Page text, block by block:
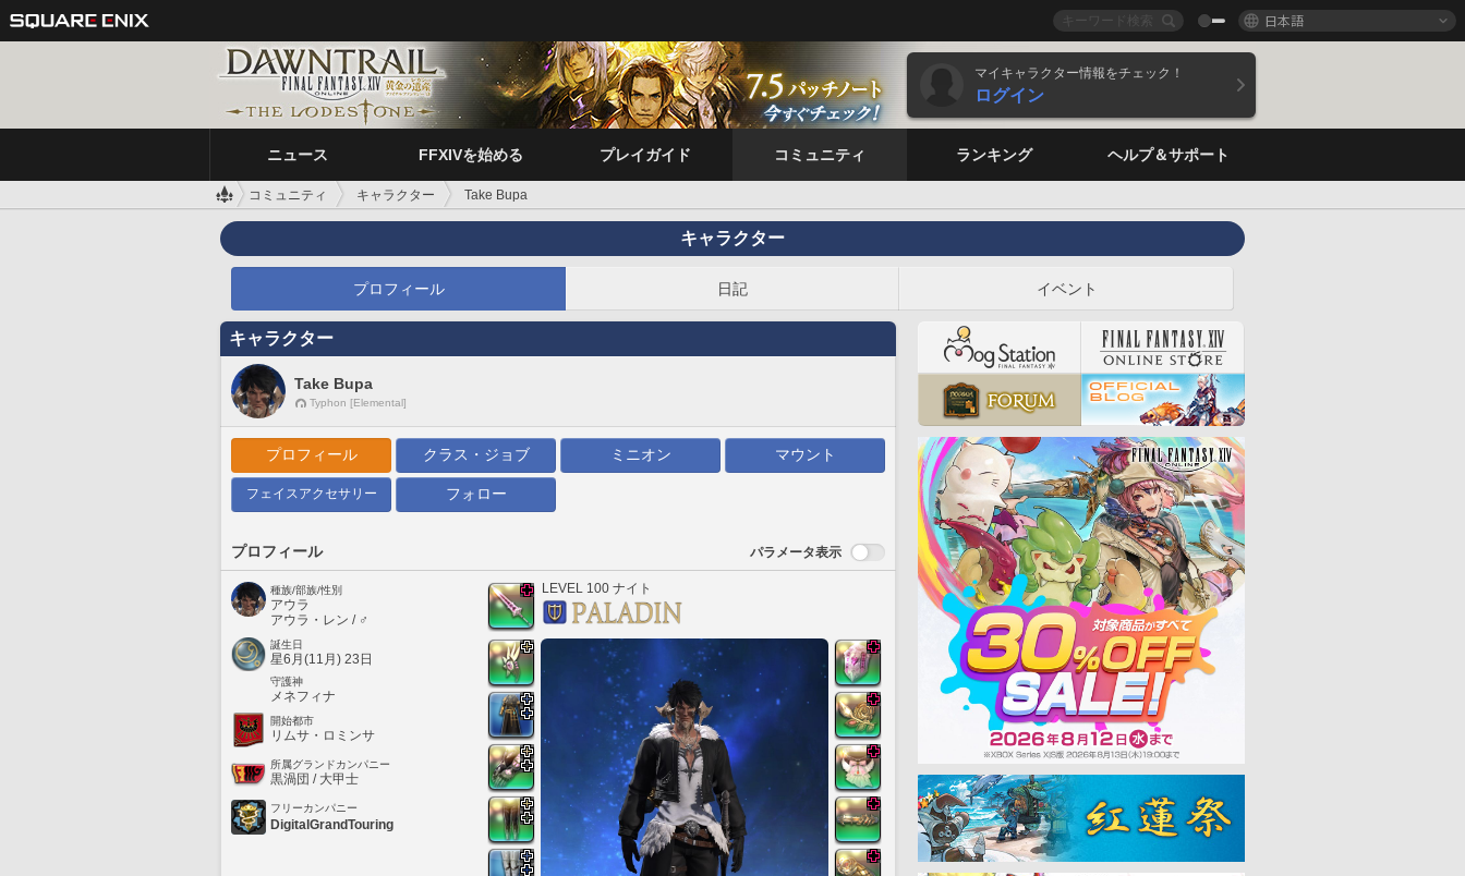
日本語
マイキャラクター情報をチェック！
ログイン
ニュース FFXIVを始める プレイガイド コミュニティ ランキング ヘルプ＆サポート
コミュニティ キャラクター Take Bupa
キャラクター
プロフィール 日記 イベント
キャラクター
Take Bupa
Typhon [Elemental]
プロフィール クラス・ジョブ ミニオン マウント
フェイスアクセサリー フォロー
プロフィール パラメータ表示
種族/部族/性別
アウラ
アウラ・レン / ♂
誕生日
星6月(11月) 23日
守護神
メネフィナ
開始都市
リムサ・ロミンサ
所属グランドカンパニー
黒渦団 / 大甲士
フリーカンパニー
DigitalGrandTouring
LEVEL 100 ナイト